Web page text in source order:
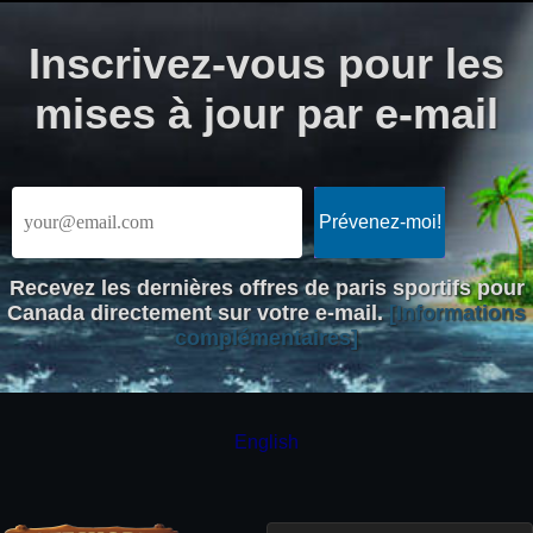
Inscrivez-vous pour les
mises à jour par e-mail
Recevez les dernières offres de paris sportifs pour
Canada directement sur votre e-mail.[Informations
complémentaires]
English